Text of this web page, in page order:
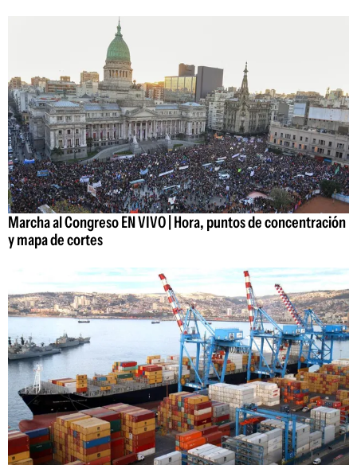
Marcha al Congreso EN VIVO | Hora, puntos de concentración
y mapa de cortes